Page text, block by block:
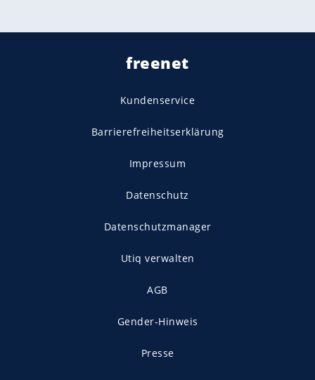
freenet
Kundenservice
Barrierefreiheitserklärung
Impressum
Datenschutz
Datenschutzmanager
Utiq verwalten
AGB
Gender-Hinweis
Presse